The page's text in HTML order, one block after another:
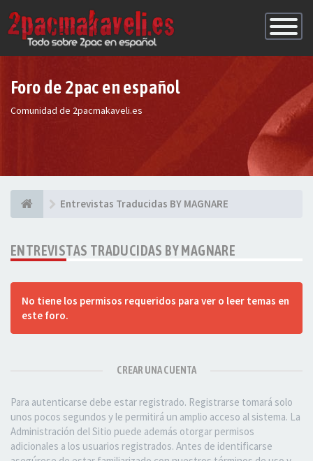
de
Foro de 2pac en español
Comunidad de 2pacmakaveli.es
Entrevistas Traducidas BY MAGNARE
ENTREVISTAS TRADUCIDAS BY MAGNARE
No tiene los permisos requeridos para ver o leer temas en
este foro.
CREAR UNA CUENTA
Para autenticarse debe estar registrado. Registrarse tomará solo
unos pocos segundos y le permitirá un amplio acceso al sistema. La
Administración del Sitio puede además otorgar permisos
adicionales a los usuarios registrados. Antes de identificarse